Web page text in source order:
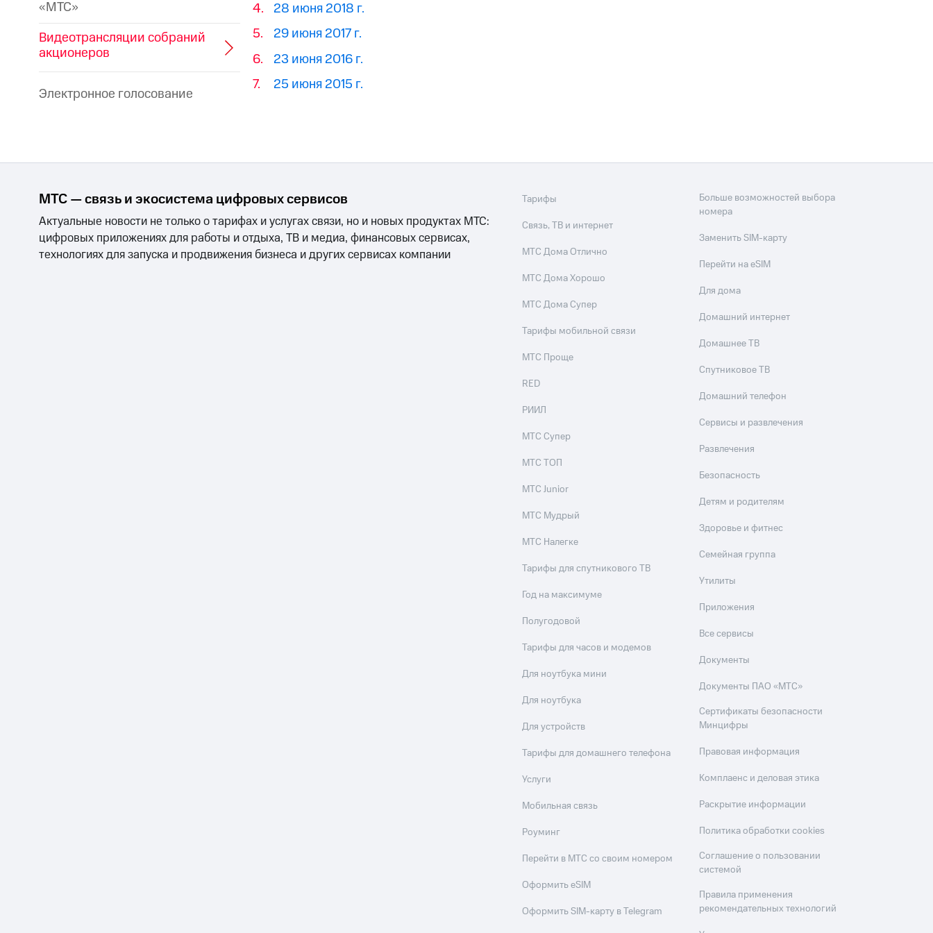
«МТС»
Видеотрансляции собраний
акционеров
Электронное голосование
28 июня 2018 г.
29 июня 2017 г.
23 июня 2016 г.
25 июня 2015 г.
МТС — связь и экосистема цифровых сервисов
Актуальные новости не только о тарифах и услугах связи, но и новых продуктах МТС:
цифровых приложениях для работы и отдыха, ТВ и медиа, финансовых сервисах,
технологиях для запуска и продвижения бизнеса и других сервисах компании
Тарифы
Связь, ТВ и интернет
МТС Дома Отлично
МТС Дома Хорошо
МТС Дома Супер
Тарифы мобильной связи
МТС Проще
RED
РИИЛ
МТС Супер
МТС ТОП
МТС Junior
МТС Мудрый
МТС Налегке
Тарифы для спутникового ТВ
Год на максимуме
Полугодовой
Тарифы для часов и модемов
Для ноутбука мини
Для ноутбука
Для устройств
Тарифы для домашнего телефона
Услуги
Мобильная связь
Роуминг
Перейти в МТС со своим номером
Оформить eSIM
Оформить SIM-карту в Telegram
Больше возможностей выбора
номера
Заменить SIM-карту
Перейти на eSIM
Для дома
Домашний интернет
Домашнее ТВ
Спутниковое ТВ
Домашний телефон
Сервисы и развлечения
Развлечения
Безопасность
Детям и родителям
Здоровье и фитнес
Семейная группа
Утилиты
Приложения
Все сервисы
Документы
Документы ПАО «МТС»
Сертификаты безопасности
Минцифры
Правовая информация
Комплаенс и деловая этика
Раскрытие информации
Политика обработки cookies
Соглашение о пользовании
системой
Правила применения
рекомендательных технологий